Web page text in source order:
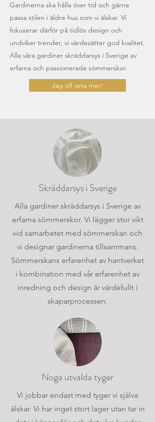
Gardinerna ska hålla över tid och gärna
passa stilen i äldre hus som vi älskar. Vi
fokuserar därför på tidlös design och
undviker trender, vi värdesätter god kvalitet.
Alla våra gardiner skräddarsys i Sverige av
erfarna och passionerade sömmerskor.
Jag vill veta mer!
Skräddarsys i Sverige
Alla gardiner skräddarsys i Sverige av
erfarna sömmerskor. Vi lägger stor vikt
vid samarbetet med sömmerskan och
vi designar gardinerna tillsammans.
Sömmerskans erfarenhet av hantverket
i kombination med vår erfarenhet av
inredning och design är värdefullt i
skaparprocessen.
Noga utvalda tyger
Vi jobbar endast med tyger vi själva
älskar. Vi har inget stort lager utan tar in